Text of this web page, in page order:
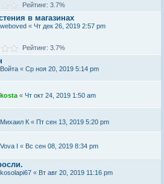
Рейтинг: 3.7%
в магазинах
weboved « Чт дек 26, 2019 2:57 pm
Рейтинг: 3.7%
Войта « Ср ноя 20, 2019 5:14 pm
kosta « Чт окт 24, 2019 1:50 am
Михаил К « Пт сен 13, 2019 5:20 pm
Vova I « Вс сен 08, 2019 8:34 pm
kosolapi67 « Вт авг 20, 2019 11:16 pm